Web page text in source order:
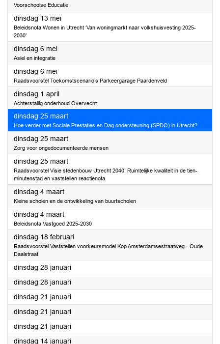
Voorschoolse Educatie
dinsdag 13 mei2025
Beleidsnota Wonen in Utrecht ‘Van woningmarkt naar volkshuisvesting 2025-
2030’
dinsdag 6 mei2025
Asiel en integratie
dinsdag 6 mei2025
Raadsvoorstel Toekomstscenario’s Parkeergarage Paardenveld
dinsdag 1 april2025
Achterstallig onderhoud Overvecht
dinsdag 25 maart2025
Hoe verder met Sociale Prestaties en Dag ondersteuning (SPDO) in Utrecht?
dinsdag 25 maart2025
Zorg voor ongedocumenteerde mensen
dinsdag 25 maart2025
Raadsvoorstel Visie stedenbouw Utrecht 2040: Ruimtelijke kwaliteit in de tien-
minutenstad en vaststellen reactienota
dinsdag 4 maart2025
Kleine scholen en de ontwikkeling van buurtscholen
dinsdag 4 maart2025
Beleidsnota Vastgoed 2025-2030
dinsdag 18 februari2025
Raadsvoorstel Vaststellen voorkeursmodel Kop Amsterdamsestraatweg - Oude
Daalstraat
dinsdag 28 januari2025
dinsdag 28 januari2025
dinsdag 21 januari2025
dinsdag 21 januari2025
dinsdag 21 januari2025
dinsdag 14 januari2025